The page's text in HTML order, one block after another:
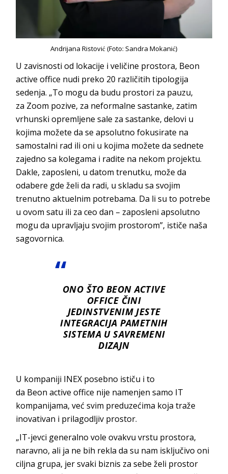
Andrijana Ristović (Foto: Sandra Mokanić)
U zavisnosti od lokacije i veličine prostora, Beon
active office nudi preko 20 različitih tipologija
sedenja. „To mogu da budu prostori za pauzu,
za Zoom pozive, za neformalne sastanke, zatim
vrhunski opremljene sale za sastanke, delovi u
kojima možete da se apsolutno fokusirate na
samostalni rad ili oni u kojima možete da sednete
zajedno sa kolegama i radite na nekom projektu.
Dakle, zaposleni, u datom trenutku, može da
odabere gde želi da radi, u skladu sa svojim
trenutno aktuelnim potrebama. Da li su to potrebe
u ovom satu ili za ceo dan – zaposleni apsolutno
mogu da upravljaju svojim prostorom”, ističe naša
sagovornica.
ONO ŠTO BEON ACTIVE
OFFICE ČINI
JEDINSTVENIM JESTE
INTEGRACIJA PAMETNIH
SISTEMA U SAVREMENI
DIZAJN
U kompaniji INEX posebno ističu i to
da Beonactive office nije namenjen samo IT
kompanijama, već svim preduzećima koja traže
inovativan i prilagodljiv prostor.
„IT-jevci generalno vole ovakvu vrstu prostora,
naravno, ali ja ne bih rekla da su nam isključivo oni
ciljna grupa, jer svaki biznis za sebe želi prostor